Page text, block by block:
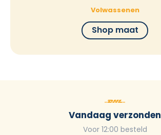
Volwassenen
Shop maat
Vandaag verzonden
Voor 12:00 besteld